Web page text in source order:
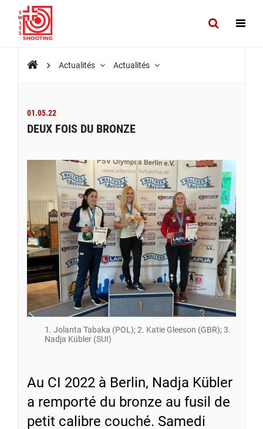
Actualités Actualités
01.05.22
DEUX FOIS DU BRONZE
1. Jolanta Tabaka (POL); 2. Katie Gleeson (GBR); 3.
Nadja Kübler (SUI)
Au CI 2022 à Berlin, Nadja Kübler
a remporté du bronze au fusil de
petit calibre couché. Samedi